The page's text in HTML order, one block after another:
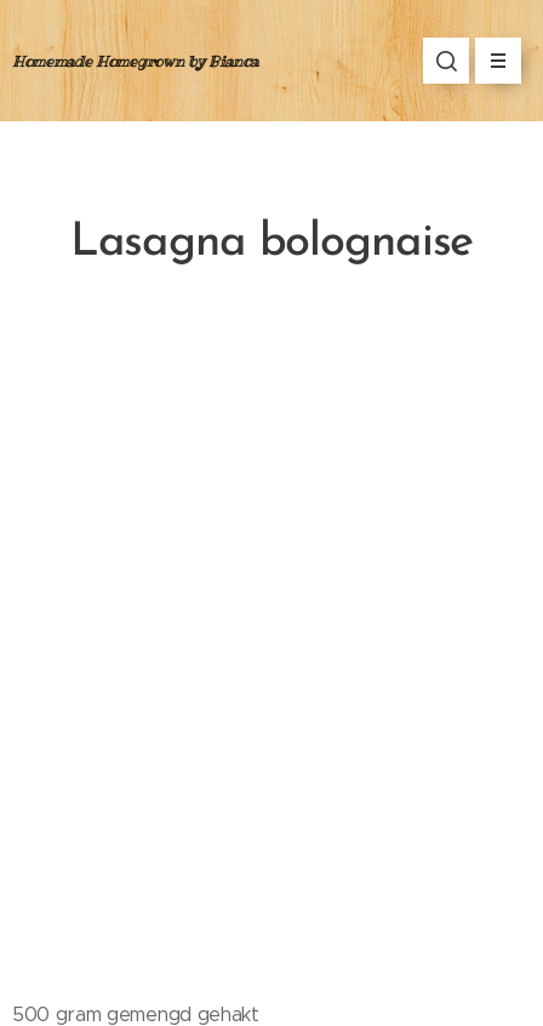
Homemade Homegrown by Bianca
Lasagna bolognaise
500 gram gemengd gehakt